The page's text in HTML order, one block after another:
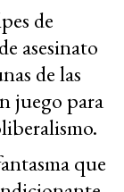
de
asesinato
de las
juego para
que